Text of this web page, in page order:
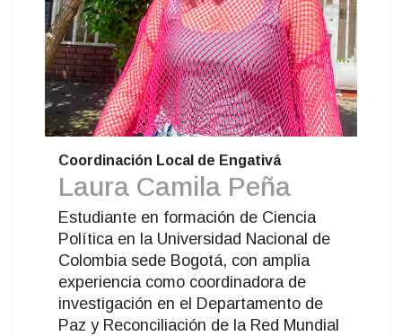
Coordinación Local de Engativá
Laura Camila Peña
Estudiante en formación de Ciencia
Política en la Universidad Nacional de
Colombia sede Bogotá, con amplia
experiencia como coordinadora de
investigación en el Departamento de
Paz y Reconciliación de la Red Mundial